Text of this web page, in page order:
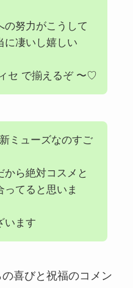
の努力がこうして
に凄いし嬉しい
セ で揃えるぞ 〜♡
ミューズなのすご
から絶対コスメと
ってると思いま
います
喜びと祝福のコメン